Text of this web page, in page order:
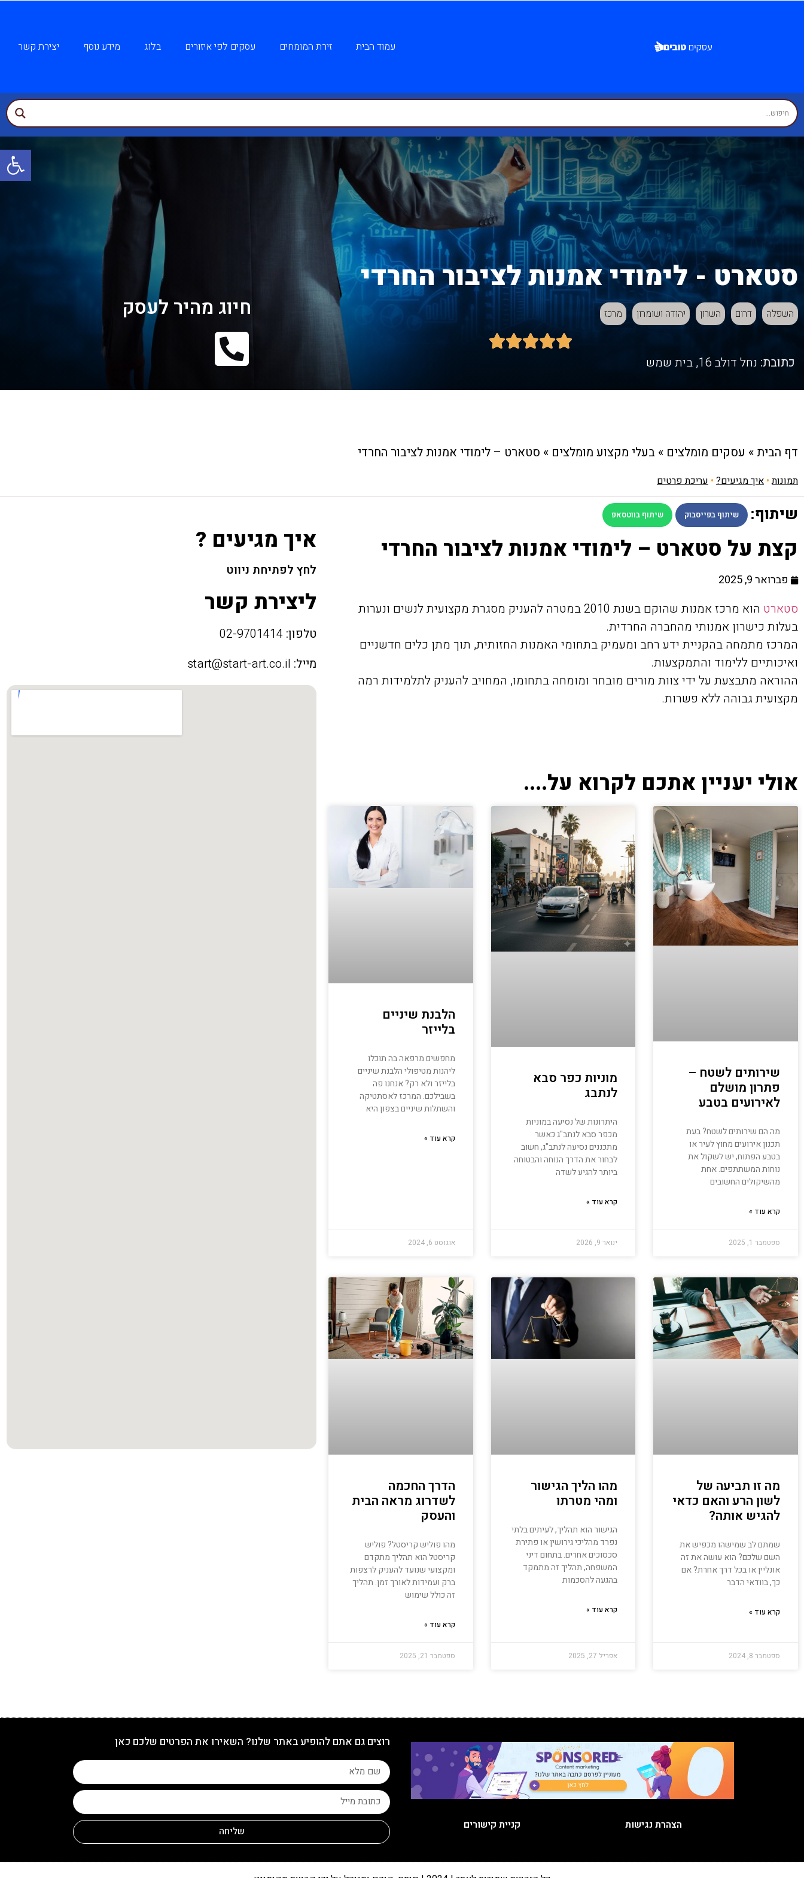
עמוד הבית זירת המומחים עסקים לפי איזורים בלוג מידע נוסף יצירת קשר
סטארט - לימודי אמנות לציבור החרדי
השפלה דרום השרון יהודה ושומרון מרכז





כתובת: נחל דולב 16, בית שמש
חיוג מהיר לעסק
דף הבית» עסקים מומלצים » בעלי מקצוע מומלצים » סטארט – לימודי אמנות לציבור החרדי
תמונות• איך מגיעים? • עריכת פרטים
שיתוף: שיתוף בפייסבוק שיתוף בווטסאפ
קצת על סטארט – לימודי אמנות לציבור החרדי
פברואר 9, 2025
סטארט
הוא מרכז אמנות שהוקם בשנת 2010 במטרה להעניק מסגרת מקצועית לנשים ונערות
בעלות כישרון אמנותי מהחברה החרדית.
המרכז מתמחה בהקניית ידע רחב ומעמיק בתחומי האמנות החזותית, תוך מתן כלים חדשניים
ואיכותיים ללימוד והתמקצעות.
ההוראה מתבצעת על ידי צוות מורים מובחר ומומחה בתחומו, המחויב להעניק לתלמידות רמה
מקצועית גבוהה ללא פשרות.
אולי יעניין אתכם לקרוא על....
שירותים לשטח –
פתרון מושלם
לאירועים בטבע
מה הם שירותים לשטח? בעת
תכנון אירועים מחוץ לעיר או
בטבע הפתוח, יש לשקול את
נוחות המשתתפים. אחת
מהשיקולים החשובים
קרא עוד »
ספטמבר 1, 2025
מוניות כפר סבא
לנתבג
היתרונות של נסיעה במוניות
מכפר סבא לנתב"ג כאשר
מתכננים נסיעה לנתב"ג, חשוב
לבחור את הדרך הנוחה והבטוחה
ביותר להגיע לשדה
קרא עוד »
ינואר 9, 2026
הלבנת שיניים
בלייזר
מחפשים מרפאה בה תוכלו
ליהנות מטיפולי הלבנת שיניים
בלייזר ולא רק? אנחנו פה
בשבילכם. המרכז לאסתטיקה
והשתלות שיניים בצפון היא
קרא עוד »
אוגוסט 6, 2024
מה זו תביעה של
לשון הרע והאם כדאי
להגיש אותה?
שמתם לב שמישהו מכפיש את
השם שלכם? הוא עושה את זה
אונליין או בכל דרך אחרת? אם
כך, בוודאי הדבר
קרא עוד »
ספטמבר 8, 2024
מהו הליך הגישור
ומהי מטרתו
הגישור הוא תהליך, לעיתים בלתי
נפרד מהליכי גירושין או פתירת
סכסוכים אחרים. בתחום דיני
המשפחה, תהליך זה מתמקד
בהגעה להסכמות
קרא עוד »
אפריל 27, 2025
הדרך החכמה
לשדרוג מראה הבית
והעסק
מהו פוליש קריסטל? פוליש
קריסטל הוא תהליך מתקדם
ומקצועי שנועד להעניק לרצפות
ברק ועמידות לאורך זמן. תהליך
זה כולל שימוש
קרא עוד »
ספטמבר 21, 2025
איך מגיעים ?
לחץ לפתיחת ניווט
ליצירת קשר
טלפון: 02-9701414
מייל: start@start-art.co.il
הצהרת נגישות קניית קישורים
רוצים גם אתם להופיע באתר שלנו? השאירו את הפרטים שלכם כאן
שליחה